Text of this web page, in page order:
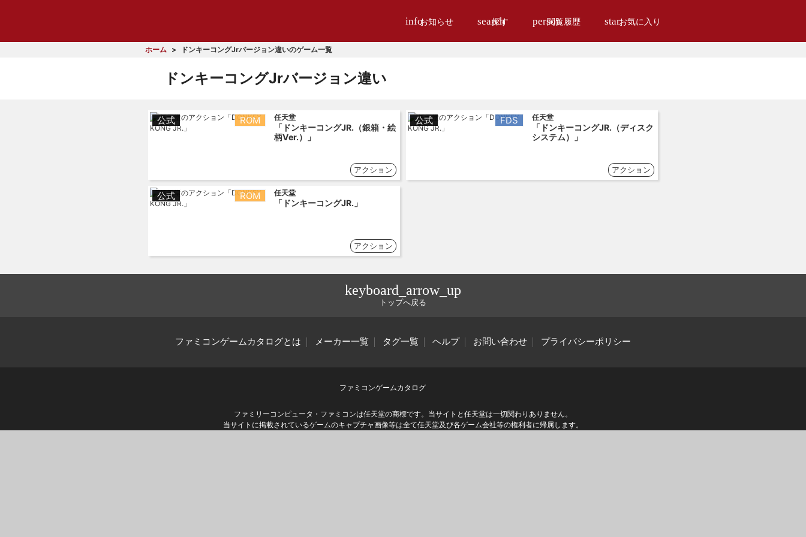
infoお知らせ search
探す person閲覧履歴 starお気に入り
ホーム ドンキーコングJrバージョン違いのゲーム一覧
ドンキーコングJrバージョン違い
公式 ROM 任天堂
「ドンキーコングJR.（銀箱・絵
柄Ver.）」
アクション
公式 FDS 任天堂
「ドンキーコングJR.（ディスク
システム）」
アクション
公式 ROM 任天堂
「ドンキーコングJR.」
アクション
keyboard_arrow_up
トップへ戻る
ファミコンゲームカタログとは メーカー一覧 タグ一覧 ヘルプ お問い合わせ プライバシーポリシー
ファミコンゲームカタログ
ファミリーコンピュータ・ファミコンは任天堂の商標です。当サイトと任天堂は一切関わりありません。
当サイトに掲載されているゲームのキャプチャ画像等は全て任天堂及び各ゲーム会社等の権利者に帰属します。